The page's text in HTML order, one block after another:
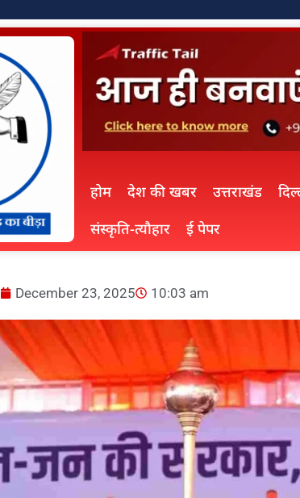
होम देश की खबर उत्तराखंड
संस्कृति-त्यौहार
ई पेपर
December 23, 2025 10:03 am